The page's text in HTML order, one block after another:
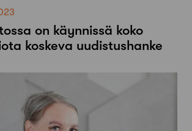
on käynnissä koko
koskeva uudistushanke